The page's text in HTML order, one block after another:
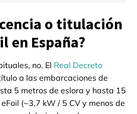
o titulación
en España?
no. El Real Decreto
a las embarcaciones de
5 metros de eslora y hasta 15
(~3,7 kW / 5 CV y menos de